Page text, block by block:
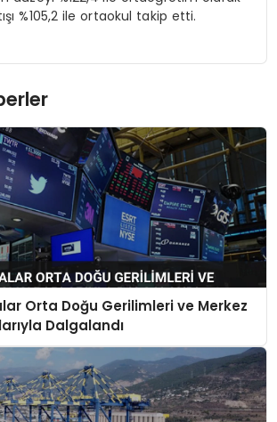
%105,2 ile ortaokul takip etti.
Orta Doğu Gerilimleri ve Merkez
Dalgalandı